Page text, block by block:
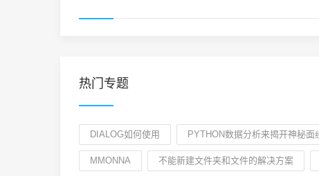
热门专题
DIALOG如何使用 PYTHON数据分析来揭开神秘
MMONNA 不能新建文件夹和文件的解决方案